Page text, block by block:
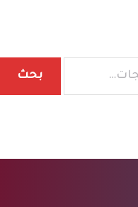
بحث